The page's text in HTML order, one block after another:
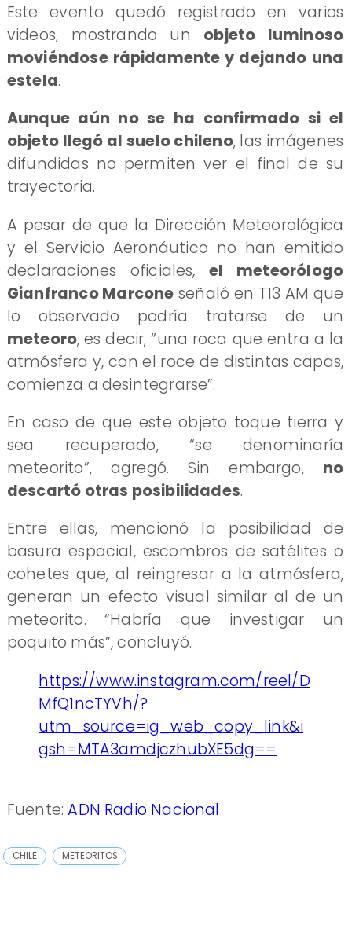
Este evento quedó registrado en varios
videos, mostrando un objeto luminoso
moviéndose rápidamente y dejando una
estela.
Aunque aún no se ha confirmado si el
objeto llegó al suelo chileno, las imágenes
difundidas no permiten ver el final de su
trayectoria.
A pesar de que la Dirección Meteorológica
y el Servicio Aeronáutico no han emitido
declaraciones oficiales,el meteorólogo
Gianfranco Marcone señaló en T13 AM que
lo observado podría tratarse de un
meteoro, es decir, “una roca que entra a la
atmósfera y, con el roce de distintas capas,
comienza a desintegrarse”.
En caso de que este objeto toque tierra y
sea recuperado, “se denominaría
meteorito”, agregó. Sin embargo, no
descartó otras posibilidades.
Entre ellas, mencionó la posibilidad de
basura espacial, escombros de satélites o
cohetes que, al reingresar a la atmósfera,
generan un efecto visual similar al de un
meteorito. “Habría que investigar un
poquito más”, concluyó.
https://www.instagram.com/reel/D
MfQ1ncTYVh/?
utm_source=ig_web_copy_link&i
gsh=MTA3amdjczhubXE5dg==
Fuente:ADN Radio Nacional
CHILE METEORITOS